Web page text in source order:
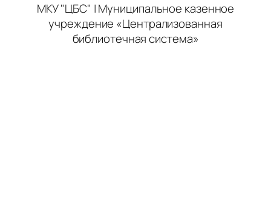
МКУ "ЦБС" | Муниципальное казенное
учреждение «Централизованная
библиотечная система»